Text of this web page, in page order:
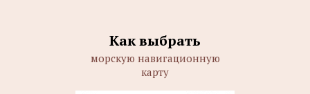
Как выбрать
морскую навигационную
карту